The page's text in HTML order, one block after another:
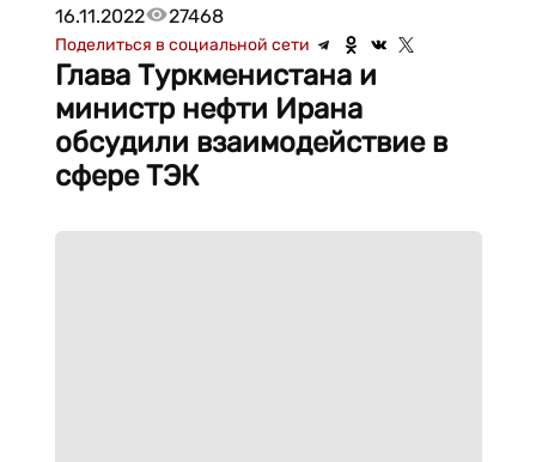
16.11.2022 27468
Поделиться в социальной сети
Глава Туркменистана и
министр нефти Ирана
обсудили взаимодействие в
сфере ТЭК